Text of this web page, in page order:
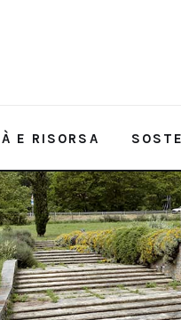
E RISORSA
QUALITÀ